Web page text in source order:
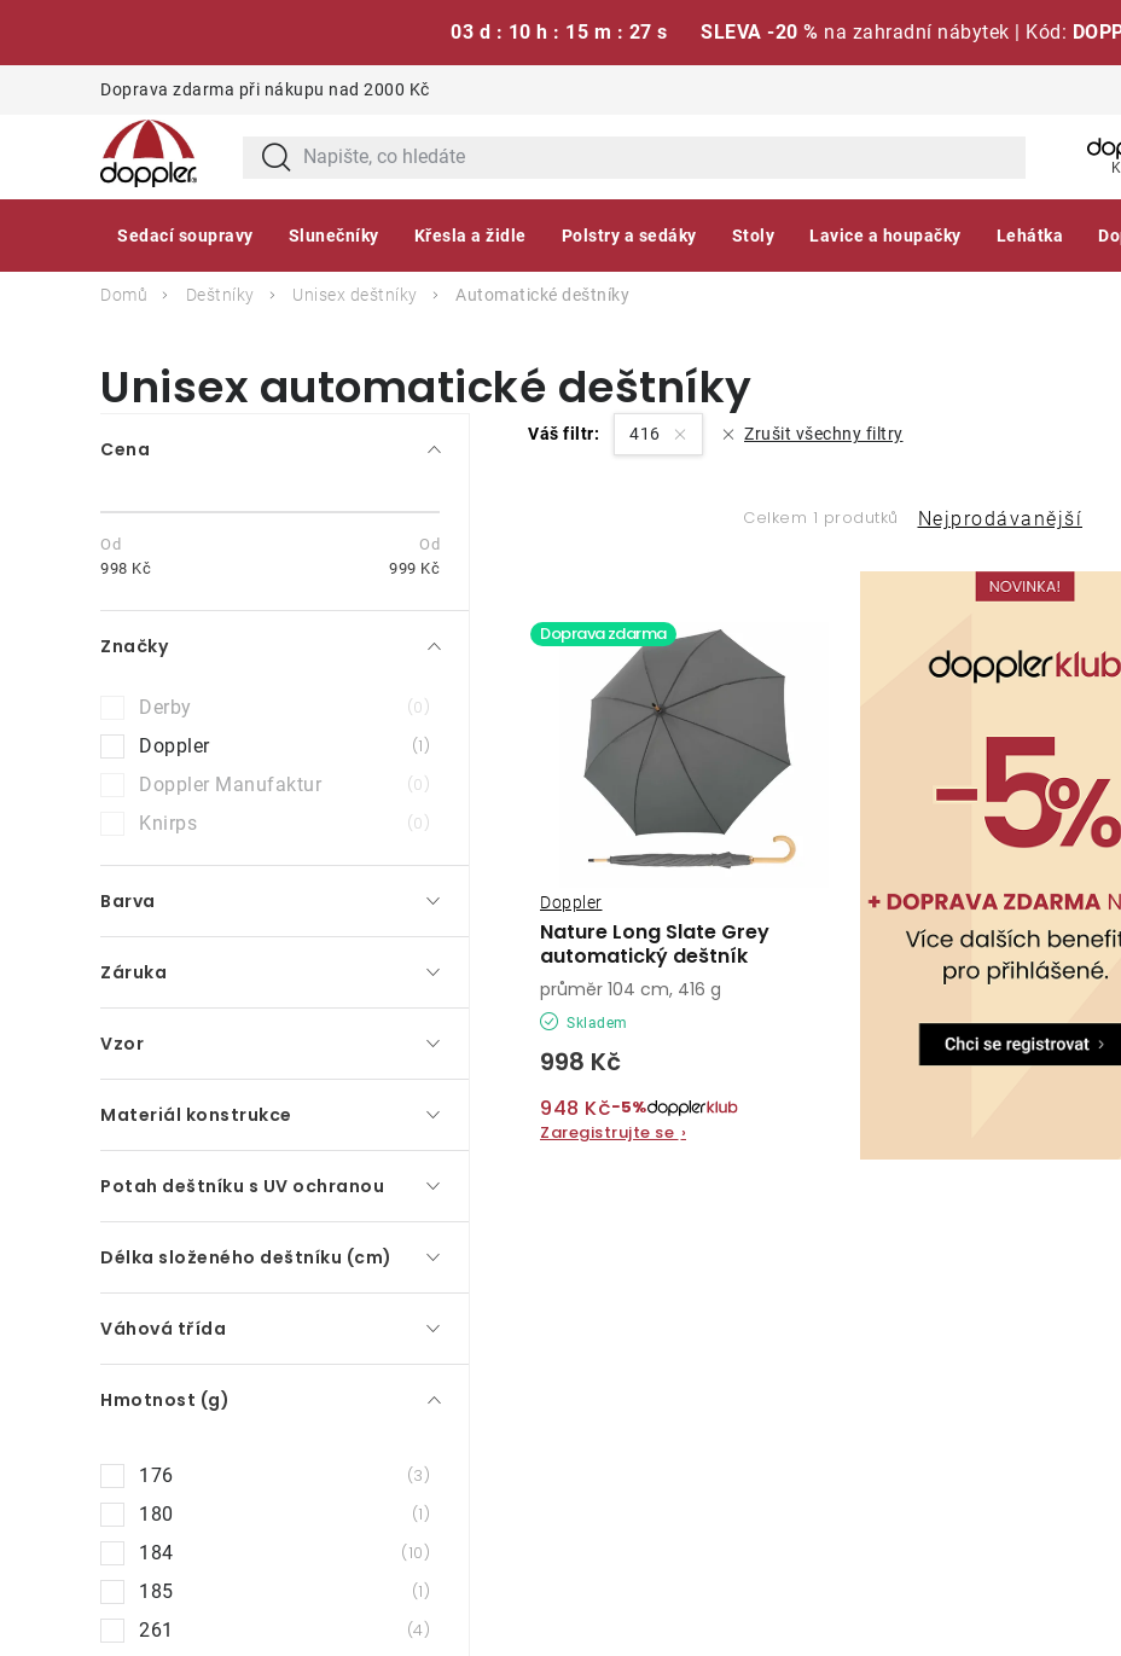
03 d : 10 h : 15 m : 26 s SLEVA -20 % na zahradní nábytek | Kód:
Doprava zdarma při nákupu nad 2000 Kč
Sedací soupravy Slunečníky Křesla a židle Polstry a sedáky Stoly Lavice a houpačky Lehátka
Domů Deštníky Unisex deštníky Automatické deštníky
Unisex automatické deštníky
P
s
t
r
a
n
a
n
e
l
Cena
998 Kč 999 Kč
Značky
Derby
0
Doppler
1
Doppler Manufaktur
0
Knirps
0
Barva
Záruka
Vzor
Materiál konstrukce
Potah deštníku s UV ochranou
Délka složeného deštníku (cm)
Váhová třída
Hmotnost (g)
176
3
180
1
184
10
185
1
261
4
Váš filtr: 416 Zrušit všechny filtry
Celkem 1 produtků
Ř
a
o
d
k
Nejprodávanější
V
r
o
d
u
k
t
Doprava zdarma
Nature Long Slate Grey
automatický deštník
Doppler
Skladem
998 Kč
948 Kč−5%
Zaregistrujte se ›
průměr 104 cm, 416 g